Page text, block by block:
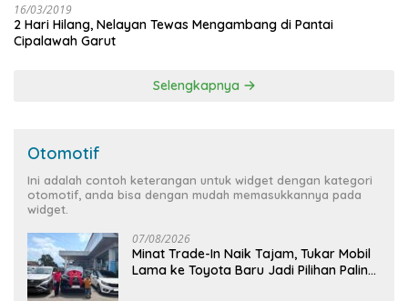
16/03/2019
2 Hari Hilang, Nelayan Tewas Mengambang di Pantai
Cipalawah Garut
Selengkapnya
Otomotif
Ini adalah contoh keterangan untuk widget dengan kategori
otomotif, anda bisa dengan mudah memasukkannya pada
widget.
07/08/2026
Minat Trade-In Naik Tajam, Tukar Mobil
Lama ke Toyota Baru Jadi Pilihan Paling